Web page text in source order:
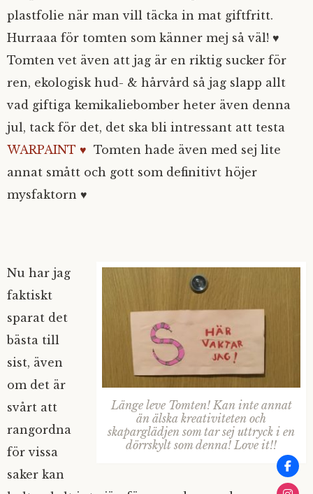
plastfolie när man vill täcka in mat giftfritt.
Hurraaa för tomten som känner mej så väl! ♥
Tomten vet även att jag är en riktig sucker för
ren, ekologisk hud- & hårvård så jag slapp allt
vad giftiga kemikaliebomber heter även denna
jul, tack för det, det ska bli intressant att testa
WARPAINT ♥ Tomten hade även med sej lite
annat smått och gott som definitivt höjer
mysfaktorn ♥
Länge leve Tomten! Kan inte annat
än älska kreativiteten och
skaparglädjen som tar sej uttryck i en
dörrskylt som denna! Love it!!
Nu har jag
faktiskt
sparat det
bästa till
sist, även
om det är
svårt att
rangordna
för vissa
saker kan